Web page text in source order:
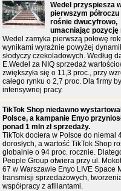
Wedel przyspiesza
pierwszym półroczu
rośnie dwucyfrowo,
umacniając pozycję
Wedel zamyka pierwszą połowę
wynikami wyraźnie powyżej
słodyczy czekoladowych. Według
E.Wedel za NIQ sprzedaż
zwiększyła się o 11,3 proc., przy
całego rynku o 2,7 proc. Dla firmy
intensywnej pracy.
TikTok Shop niedawno
Polsce, a kampanie Enyo
ponad 1 mln zł sprzedaży.
TikTok dociera w Polsce do niemal
dorosłych, a wartość TikTok Shop
globalnie o 94 proc. rocznie.
People Group otwiera przy ul.
67 w Warszawie Enyo LIVE Space
transmisji sprzedażowych,
współpracy z afiliantami.